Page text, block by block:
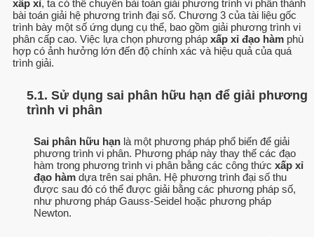
xấp xỉ, ta có thể chuyển bài toán giải phương trình vi phân thành
bài toán giải hệ phương trình đại số. Chương 3 của tài liệu gốc
trình bày một số ứng dụng cụ thể, bao gồm giải phương trình vi
phân cấp cao. Việc lựa chọn phương pháp xấp xỉ đạo hàm phù
hợp có ảnh hưởng lớn đến độ chính xác và hiệu quả của quá
trình giải.
5.1. Sử dụng sai phân hữu hạn để giải phương
trình vi phân
Sai phân hữu hạn là một phương pháp phổ biến để giải
phương trình vi phân. Phương pháp này thay thế các đạo
hàm trong phương trình vi phân bằng các công thức xấp xỉ
đạo hàm dựa trên sai phân. Hệ phương trình đại số thu
được sau đó có thể được giải bằng các phương pháp số,
như phương pháp Gauss-Seidel hoặc phương pháp
Newton.